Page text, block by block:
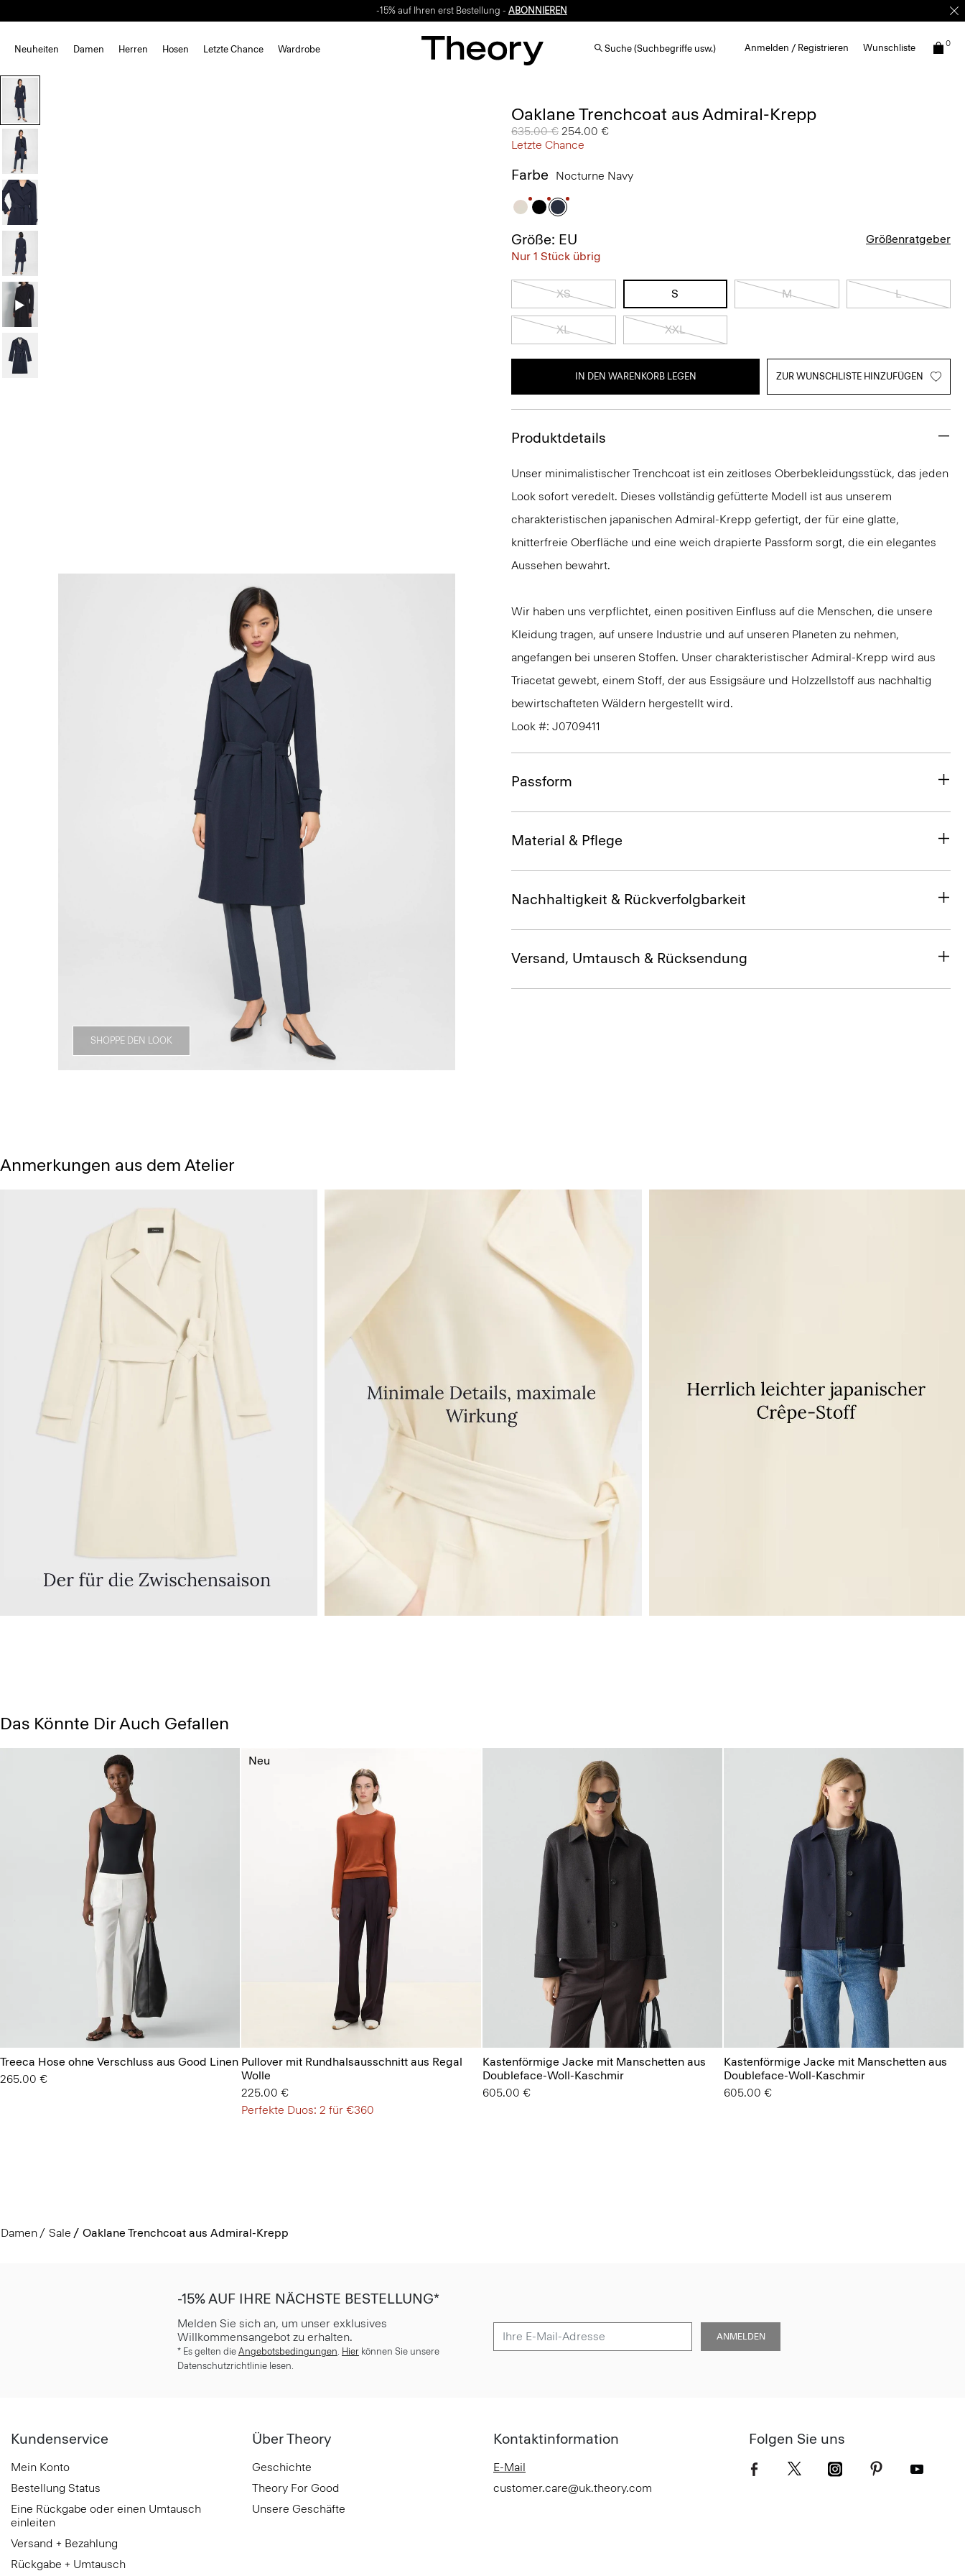
-15% auf Ihren erst Bestellung - ABONNIEREN
Neuheiten Damen Herren Hosen Letzte Chance Wardrobe Suche (Suchbegriffe usw.) Anmelden / Registrieren Wunschliste 0
SHOPPE DEN LOOK
Oaklane Trenchcoat aus Admiral-Krepp
Preis reduziert von
635.00 € auf
254.00 €
Letzte Chance
Farbe Nocturne Navy
Größe: EU
Nur 1 Stück übrig
Größenratgeber
XS S M L
XL XXL
IN DEN WARENKORB LEGEN ZUR WUNSCHLISTE HINZUFÜGEN
Produktdetails
Unser minimalistischer Trenchcoat ist ein zeitloses Oberbekleidungsstück, das jeden
Look sofort veredelt. Dieses vollständig gefütterte Modell ist aus unserem
charakteristischen japanischen Admiral-Krepp gefertigt, der für eine glatte,
knitterfreie Oberfläche und eine weich drapierte Passform sorgt, die ein elegantes
Aussehen bewahrt.
Wir haben uns verpflichtet, einen positiven Einfluss auf die Menschen, die unsere
Kleidung tragen, auf unsere Industrie und auf unseren Planeten zu nehmen,
angefangen bei unseren Stoffen. Unser charakteristischer Admiral-Krepp wird aus
Triacetat gewebt, einem Stoff, der aus Essigsäure und Holzzellstoff aus nachhaltig
bewirtschafteten Wäldern hergestellt wird.
Look #: J0709411
Passform
Material & Pflege
Nachhaltigkeit & Rückverfolgbarkeit
Versand, Umtausch & Rücksendung
Anmerkungen aus dem Atelier
Das Könnte Dir Auch Gefallen
Treeca Hose ohne Verschluss aus Good Linen
265.00 €
Pullover mit Rundhalsausschnitt aus Regal
Wolle
225.00 €
Perfekte Duos: 2 für €360
Neu
Kastenförmige Jacke mit Manschetten aus
Doubleface-Woll-Kaschmir
605.00 €
Kastenförmige Jacke mit Manschetten aus
Doubleface-Woll-Kaschmir
605.00 €
Damen Sale Oaklane Trenchcoat aus Admiral-Krepp
-15% AUF IHRE NÄCHSTE BESTELLUNG*
Melden Sie sich an, um unser exklusives
Willkommensangebot zu erhalten.
* Es gelten die Angebotsbedingungen. Hier können Sie unsere
Datenschutzrichtlinie lesen.
ANMELDEN
Kundenservice
Mein Konto
Bestellung Status
Eine Rückgabe oder einen Umtausch
einleiten
Versand + Bezahlung
Rückgabe + Umtausch
Über Theory
Geschichte
Theory For Good
Unsere Geschäfte
Kontaktinformation
E-Mail
customer.care@uk.theory.com
Folgen Sie uns